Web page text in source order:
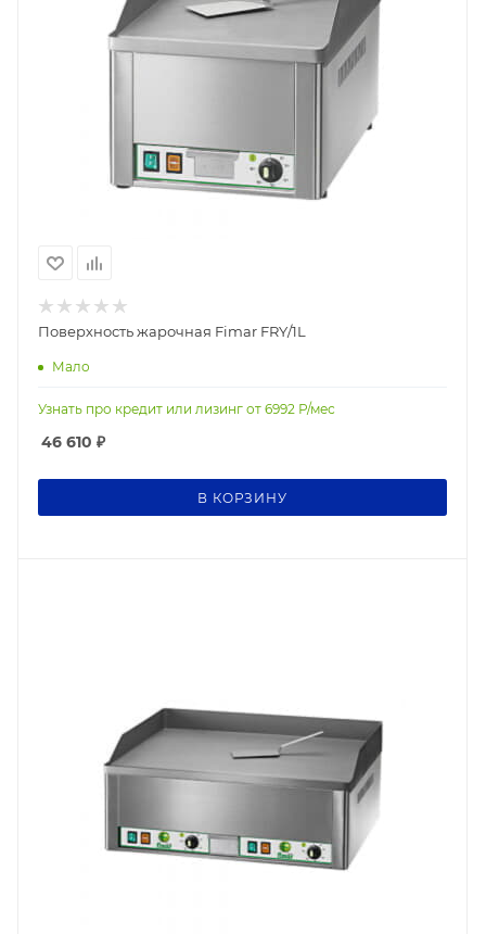
Поверхность жарочная Fimar FRY/1L
Мало
Узнать про кредит или лизинг от 6992 Р/мес
46 610 ₽
В КОРЗИНУ